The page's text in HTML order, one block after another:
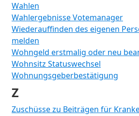
Wahlen
Wahlergebnisse Votemanager
Wiederauffinden des eigenen
melden
Wohngeld erstmalig oder neu
Wohnsitz Statuswechsel
Wohnungsgeberbestätigung
Z
Zuschüsse zu Beiträgen für